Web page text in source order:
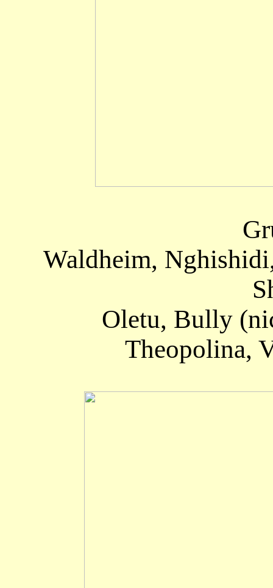
Waldheim,
Oletu, Bully
Theopolina,